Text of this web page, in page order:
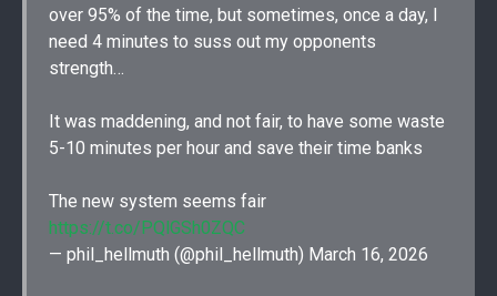
over 95% of the time, but sometimes, once a day, I
need 4 minutes to suss out my opponents
strength…
It was maddening, and not fair, to have some waste
5-10 minutes per hour and save their time banks
The new system seems fair
https://t.co/PQlGSh0ZQC
— phil_hellmuth (@phil_hellmuth) March 16, 2026